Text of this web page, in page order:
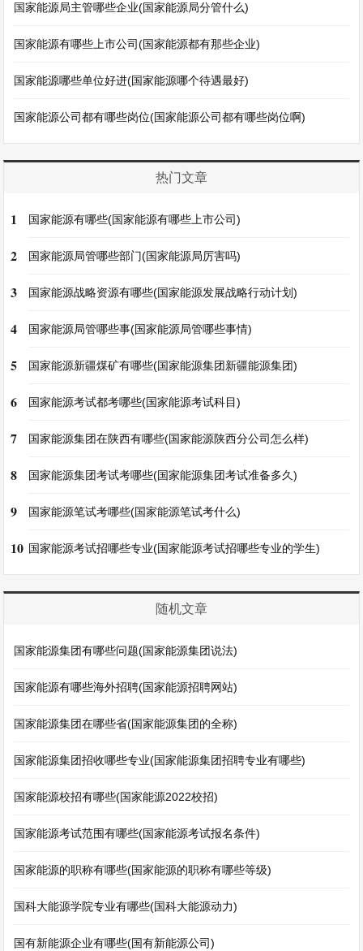
国家能源局主管哪些企业(国家能源局分管什么)
国家能源有哪些上市公司(国家能源都有那些企业)
国家能源哪些单位好进(国家能源哪个待遇最好)
国家能源公司都有哪些岗位(国家能源公司都有哪些岗位啊)
热门文章
1 国家能源有哪些(国家能源有哪些上市公司)
2 国家能源局管哪些部门(国家能源局厉害吗)
3 国家能源战略资源有哪些(国家能源发展战略行动计划)
4 国家能源局管哪些事(国家能源局管哪些事情)
5 国家能源新疆煤矿有哪些(国家能源集团新疆能源集团)
6 国家能源考试都考哪些(国家能源考试科目)
7 国家能源集团在陕西有哪些(国家能源陕西分公司怎么样)
8 国家能源集团考试考哪些(国家能源集团考试准备多久)
9 国家能源笔试考哪些(国家能源笔试考什么)
10 国家能源考试招哪些专业(国家能源考试招哪些专业的学生)
随机文章
国家能源集团有哪些问题(国家能源集团说法)
国家能源有哪些海外招聘(国家能源招聘网站)
国家能源集团在哪些省(国家能源集团的全称)
国家能源集团招收哪些专业(国家能源集团招聘专业有哪些)
国家能源校招有哪些(国家能源2022校招)
国家能源考试范围有哪些(国家能源考试报名条件)
国家能源的职称有哪些(国家能源的职称有哪些等级)
国科大能源学院专业有哪些(国科大能源动力)
国有新能源企业有哪些(国有新能源公司)